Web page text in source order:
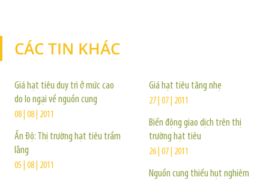
CÁC TIN KHÁC
Giá hạt tiêu duy trì ở mức cao
do lo ngại về nguồn cung
08 | 08 | 2011
Ấn Độ: Thị trường hạt tiêu trầm
lắng
05 | 08 | 2011
Giá hạt tiêu tăng nhẹ
27 | 07 | 2011
Biến động giao dịch trên thị
trường hạt tiêu
26 | 07 | 2011
Nguồn cung thiếu hụt nghiêm